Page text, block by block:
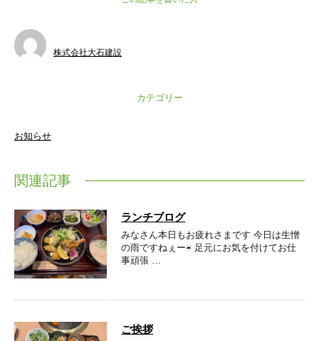
株式会社大石建設
カテゴリー
お知らせ
関連記事
ランチブログ
みなさん本日もお疲れさまです 今日は生憎
の雨ですねぇー☔ 足元にお気を付けてお仕
事頑張 …
ご挨拶